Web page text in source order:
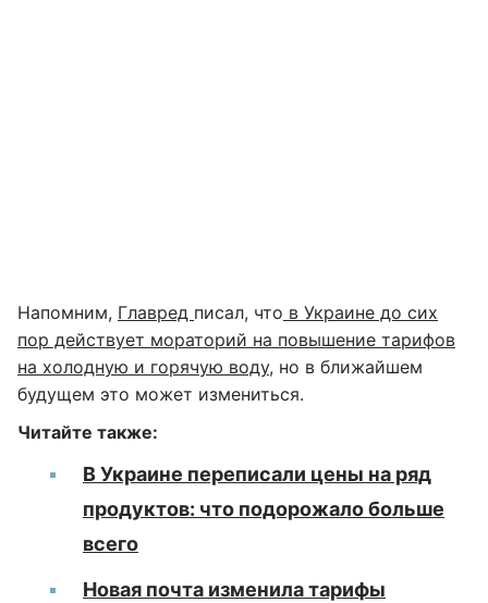
Напомним, Главред писал, что в Украине до сих
пор действует мораторий на повышение тарифов
на холодную и горячую воду, но в ближайшем
будущем это может измениться.
Читайте также:
В Украине переписали цены на ряд
продуктов: что подорожало больше
всего
Новая почта изменила тарифы